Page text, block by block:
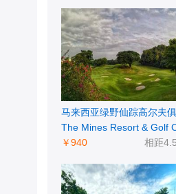
马来西亚绿野仙踪高尔夫
The Mines Resort & Golf
相距
￥940